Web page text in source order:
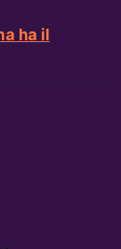
ha il